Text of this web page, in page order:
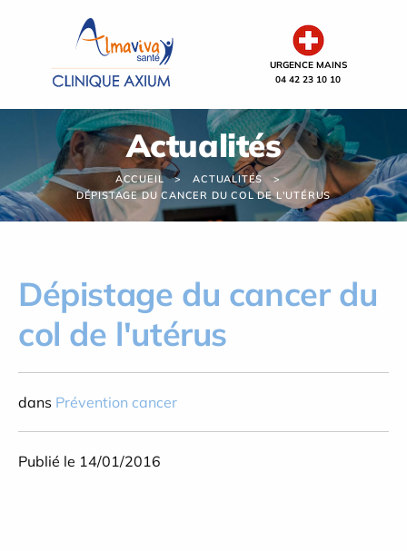
URGENCE MAINS
04 42 23 10 10
Actualités
ACCUEIL
ACTUALITÉS
DÉPISTAGE DU CANCER DU COL DE L'UTÉRUS
Dépistage du cancer du
col de l'utérus
dans Prévention cancer
Publié le 14/01/2016